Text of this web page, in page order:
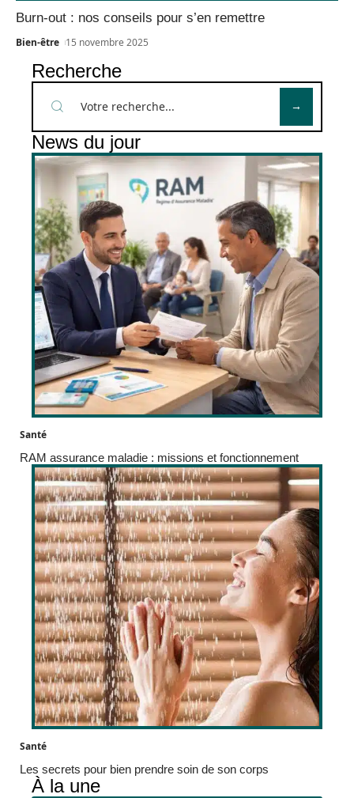
Burn-out : nos conseils pour s’en remettre
Bien-être 15 novembre 2025
Recherche
News du jour
Santé
RAM assurance maladie : missions et fonctionnement
Santé
Les secrets pour bien prendre soin de son corps
À la une